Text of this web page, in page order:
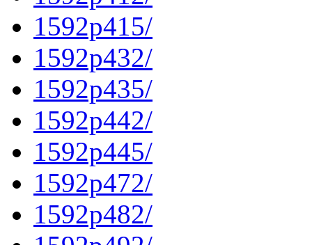
1592p415/
1592p432/
1592p435/
1592p442/
1592p445/
1592p472/
1592p482/